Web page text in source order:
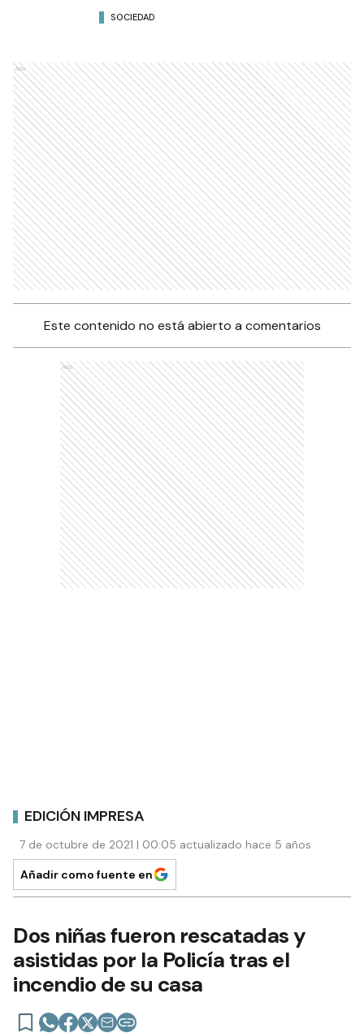
SOCIEDAD
Ads
Este contenido no está abierto a comentarios
Ads
EDICIÓN IMPRESA
7 de octubre de 2021 | 00:05 actualizado hace 5 años
Añadir como fuente en
Dos niñas fueron rescatadas y
asistidas por la Policía tras el
incendio de su casa